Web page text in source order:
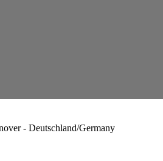
- Deutschland/Germany